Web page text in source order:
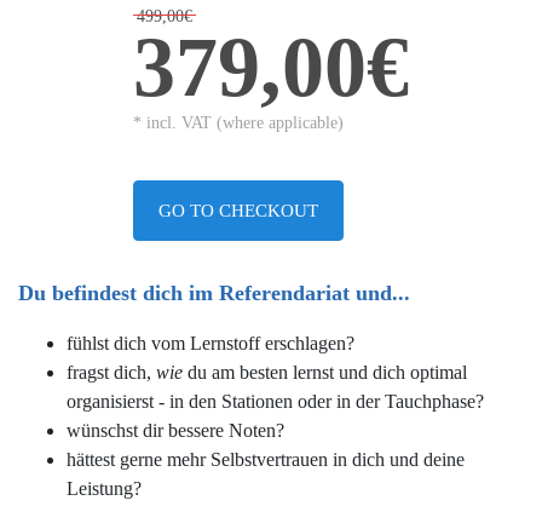
499,00€
379,00€
* incl. VAT (where applicable)
GO TO CHECKOUT
Du befindest dich im Referendariat und...
fühlst dich vom Lernstoff erschlagen?
fragst dich, wie du am besten lernst und dich optimal
organisierst - in den Stationen oder in der Tauchphase?
wünschst dir bessere Noten?
hättest gerne mehr Selbstvertrauen in dich und deine
Leistung?